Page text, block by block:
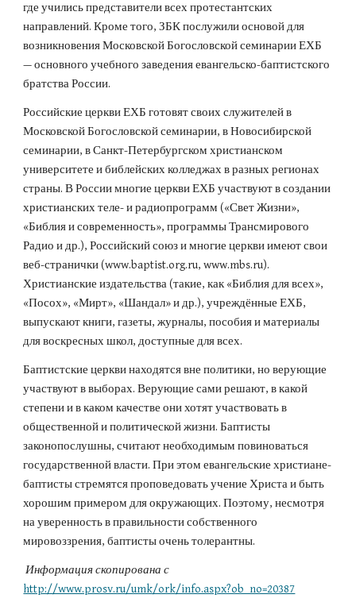
где учились представители всех протестантских
направлений. Кроме того, ЗБК послужили основой для
возникновения Московской Богословской семинарии ЕХБ
— основного учебного заведения евангельско-баптистского
братства России.
Российские церкви ЕХБ готовят своих служителей в
Московской Богословской семинарии, в Новосибирской
семинарии, в Санкт-Петербургском христианском
университете и библейских колледжах в разных регионах
страны. В России многие церкви ЕХБ участвуют в создании
христианских теле- и радиопрограмм («Свет Жизни»,
«Библия и современность», программы Трансмирового
Радио и др.), Российский союз и многие церкви имеют свои
веб-странички (www.baptist.org.ru, www.mbs.ru).
Христианские издательства (такие, как «Библия для всех»,
«Посох», «Мирт», «Шандал» и др.), учреждённые ЕХБ,
выпускают книги, газеты, журналы, пособия и материалы
для воскресных школ, доступные для всех.
Баптистские церкви находятся вне политики, но верующие
участвуют в выборах. Верующие сами решают, в какой
степени и в каком качестве они хотят участвовать в
общественной и политической жизни. Баптисты
законопослушны, считают необходимым повиноваться
государственной власти. При этом евангельские христиане-
баптисты стремятся проповедовать учение Христа и быть
хорошим примером для окружающих. Поэтому, несмотря
на уверенность в правильности собственного
мировоззрения, баптисты очень толерантны.
Информация скопирована с
http://www.prosv.ru/umk/ork/info.aspx?ob_no=20387